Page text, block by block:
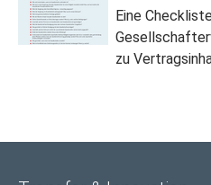
Eine
zu